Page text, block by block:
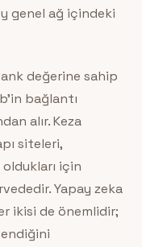
genel ağ içindeki
değerine sahip
bağlantı
alır. Keza
siteleri,
için
Yapay zeka
ikisi de önemlidir;